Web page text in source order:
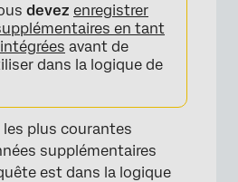
devez enregistrer
en tant
avant de
dans la logique de
les plus courantes
supplémentaires
est dans la logique